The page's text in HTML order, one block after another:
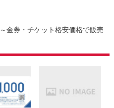
～金券・チケット格安価格で販売